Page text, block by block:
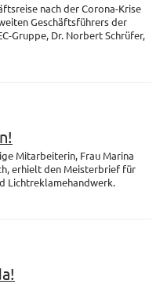
nach der Corona-Krise
Geschäftsführers der
Gruppe, Dr. Norbert Schrüfer,
Mitarbeiterin, Frau Marina
erhielt den Meisterbrief für
Lichtreklamehandwerk.